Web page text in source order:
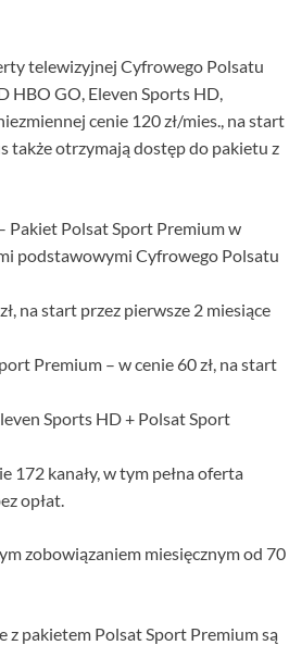
telewizyjnej Cyfrowego Polsatu
HBO GO, Eleven Sports HD,
cenie 120 zł/mies., na start
także otrzymają dostęp do pakietu z
Pakiet Polsat Sport Premium w
podstawowymi Cyfrowego Polsatu
na start przez pierwsze 2 miesiące
Premium – w cenie 60 zł, na start
Sports HD + Polsat Sport
172 kanały, w tym pełna oferta
opłat.
zobowiązaniem miesięcznym od 70
pakietem Polsat Sport Premium są